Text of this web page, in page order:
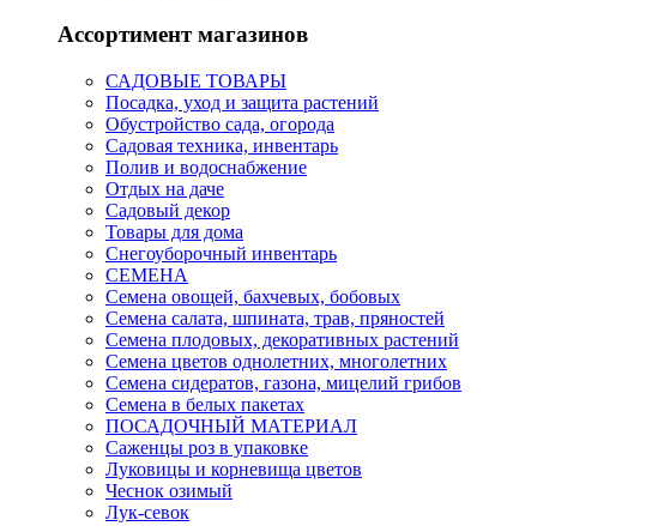
Ассортимент магазинов
САДОВЫЕ ТОВАРЫ
Посадка, уход и защита растений
Обустройство сада, огорода
Садовая техника, инвентарь
Полив и водоснабжение
Отдых на даче
Садовый декор
Товары для дома
Снегоуборочный инвентарь
СЕМЕНА
Семена овощей, бахчевых, бобовых
Семена салата, шпината, трав, пряностей
Семена плодовых, декоративных растений
Семена цветов однолетних, многолетних
Семена сидератов, газона, мицелий грибов
Семена в белых пакетах
ПОСАДОЧНЫЙ МАТЕРИАЛ
Саженцы роз в упаковке
Луковицы и корневища цветов
Чеснок озимый
Лук-севок